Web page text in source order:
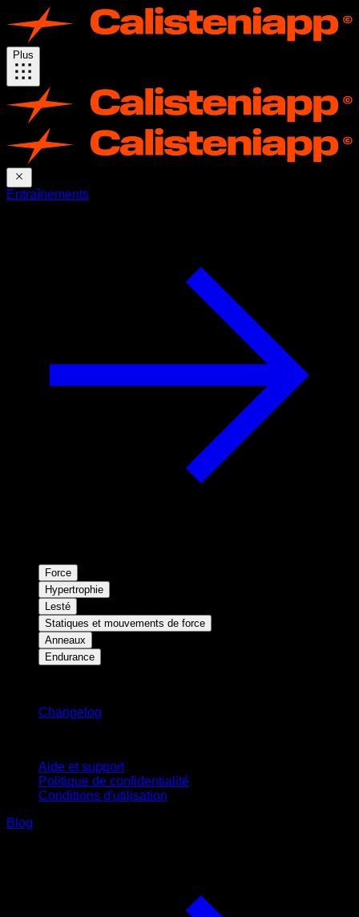
Plus
Entraînements
Force
Hypertrophie
Lesté
Statiques et mouvements de force
Anneaux
Endurance
Changelog
Aide et support
Politique de confidentialité
Conditions d'utilisation
Blog